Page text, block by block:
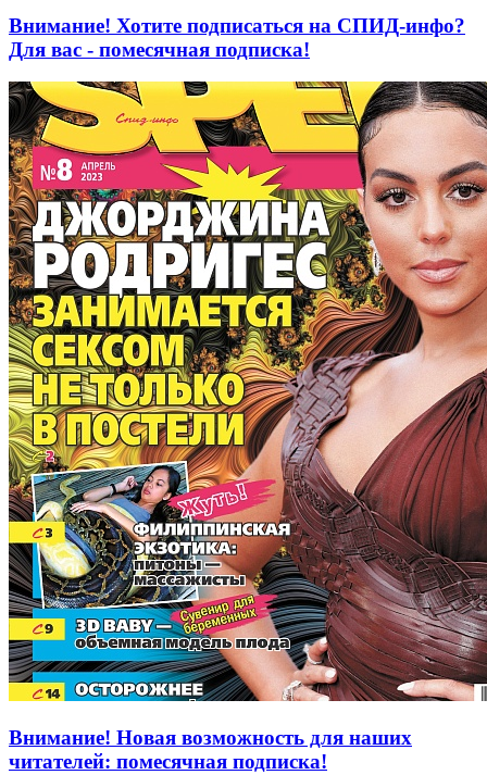
Внимание! Хотите подписаться на СПИД-инфо?
Для вас - помесячная подписка!
Внимание! Новая возможность для наших
читателей: помесячная подписка!